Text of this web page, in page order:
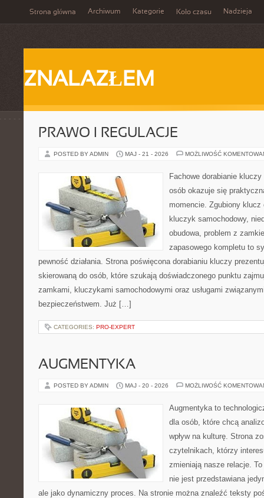
Strona główna Archiwum Kategorie Koło czasu Nadzieja
ZNALAZŁEM
PRAWO I REGULACJE
POSTED BY ADMIN MAJ - 21 - 2026 MOŻLIWOŚĆ
Fachowe dorabianie
osób okazuje się
momencie. Zgubiony
kluczyk samochodowy,
obudowa, problem z
zapasowego kompletu to
pewność działania. Strona poświęcona dorabianiu kluczy
skierowaną do osób, które szukają doświadczonego punktu
zamkami, kluczykami samochodowymi oraz usługami
bezpieczeństwem. Już […]
CATEGORIES: PRO-EXPERT
AUGMENTYKA
POSTED BY ADMIN MAJ - 20 - 2026 MOŻLIWOŚĆ
Augmentyka to
dla osób, które chcą
wpływ na kulturę. Strona
czytelnikach, którzy
zmieniają nasze relacje.
nie jest przedstawiana
ale jako dynamiczny proces. Na stronie można znaleźć teksty